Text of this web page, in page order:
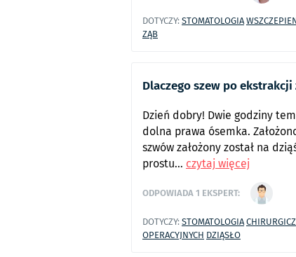
DOTYCZY:STOMATOLOGIA
ZĄB
Dlaczego szew po ekstrakcji
Dzień dobry! Dwie godziny
dolna prawa ósemka.
szwów założony został na
prostu... czytaj więcej
ODPOWIADA1 EKSPERT:
DOTYCZY:STOMATOLOGIA
OPERACYJNYCH DZIĄSŁO